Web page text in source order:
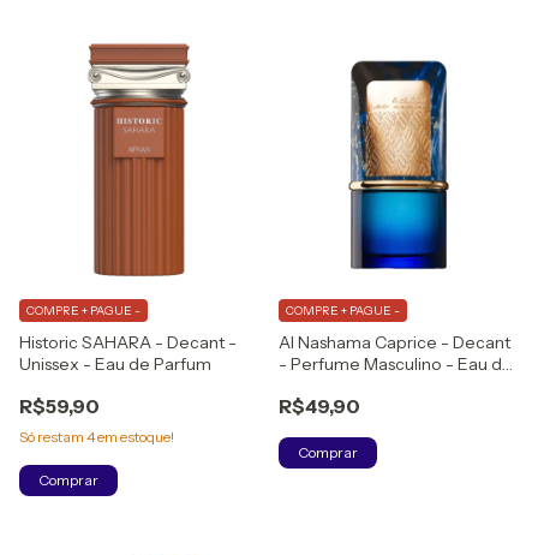
Historic SAHARA - Decant -
Unissex - Eau de Parfum
R$59,90
COMPRE + PAGUE -
Só restam 4em estoque!
Comprar
Al Nashama Caprice - Decant
- Perfume Masculino - Eau de
R$49,90
COMPRE + PAGUE -
Comprar